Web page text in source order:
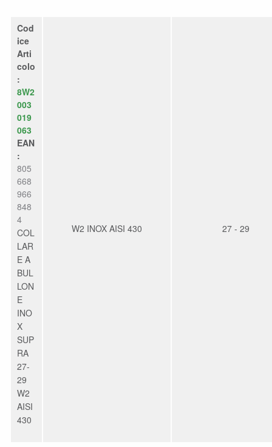
Cod
ice
Arti
colo
:
8W2
003
019
063
EAN
:
805
668
966
848
4
COL
LAR
E A
BUL
LON
E
INO
X
SUP
RA
27-
29
W2
AISI
430
W2 INOX AISI 430 27 - 29